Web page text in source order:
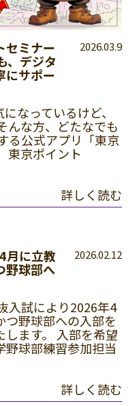
セミナー
、デジタ
にサポー
2026.03.9
なっているけど、
んな方、どたなでも
る公式アプリ「東京
東京ポイント
詳しく読む
月に立教
野球部へ
2026.02.12
入試により2026年4
つ野球部への入部を
ます。 入部を希望
野球部練習参加担当
詳しく読む